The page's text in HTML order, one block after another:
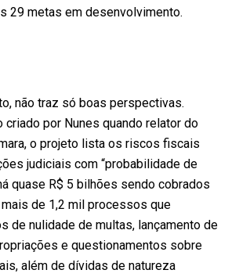
29 metas em desenvolvimento.
não traz só boas perspectivas.
criado por Nunes quando relator do
o projeto lista os riscos fiscais
judiciais com “probabilidade de
quase R$ 5 bilhões sendo cobrados
de 1,2 mil processos que
de nulidade de multas, lançamento de
e questionamentos sobre
além de dívidas de natureza